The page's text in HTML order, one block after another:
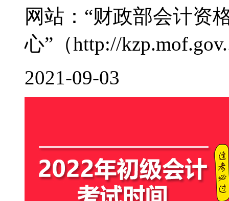
网站：“财政部会计资
心”（http://
2021-09-03